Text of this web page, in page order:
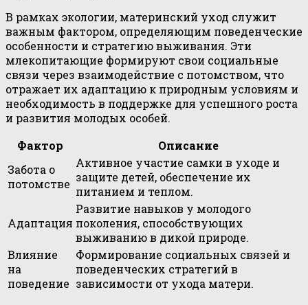
В рамках экологии, материнский уход служит
важным фактором, определяющим поведенческие
особенности и стратегию выживания. Эти
млекопитающие формируют свои социальные
связи через взаимодействие с потомством, что
отражает их адаптацию к природным условиям и
необходимость в поддержке для успешного роста
и развития молодых особей.
Фактор
Описание
Забота о
потомстве
Активное участие самки в уходе и
защите детей, обеспечение их
питанием и теплом.
Адаптация
Развитие навыков у молодого
поколения, способствующих
выживанию в дикой природе.
Влияние
на
поведение
Формирование социальных связей и
поведенческих стратегий в
зависимости от ухода матери.